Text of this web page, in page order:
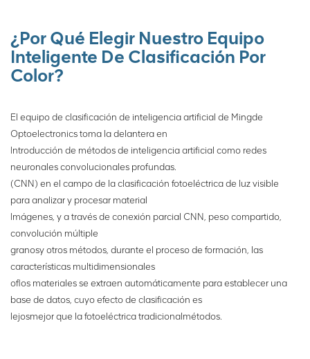
¿Por Qué Elegir Nuestro Equipo
Inteligente De Clasificación Por
Color?
El equipo de clasificación de inteligencia artificial de Mingde
Optoelectronics toma la delantera en
Introducción de métodos de inteligencia artificial como redes
neuronales convolucionales profundas.
(CNN) en el campo de la clasificación fotoeléctrica de luz visible
para analizar y procesar material
Imágenes, y a través de conexión parcial CNN, peso compartido,
convolución múltiple
granosy otros métodos, durante el proceso de formación, las
características multidimensionales
oflos materiales se extraen automáticamente para establecer una
base de datos, cuyo efecto de clasificación es
lejosmejor que la fotoeléctrica tradicionalmétodos.